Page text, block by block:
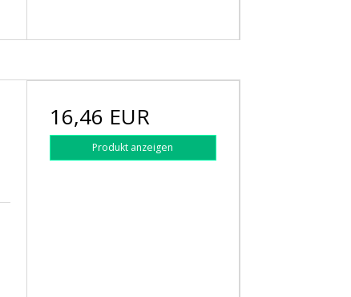
16,46 EUR
Produkt anzeigen